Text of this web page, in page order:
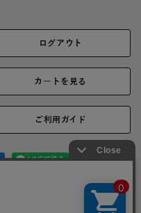
ログアウト
カートを見る
ご利用ガイド